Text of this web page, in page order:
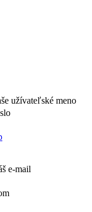
užívateľské meno
e-mail